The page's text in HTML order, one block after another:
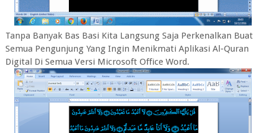
Tanpa Banyak Bas Basi Kita Langsung Saja Perkenalkan Buat
Semua Pengunjung Yang Ingin Menikmati Aplikasi Al-Quran
Digital Di Semua Versi Microsoft Office Word.